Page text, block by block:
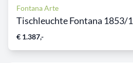
Fontana Arte
Tischleuchte Fontana 1853/1
€ 1.387,-